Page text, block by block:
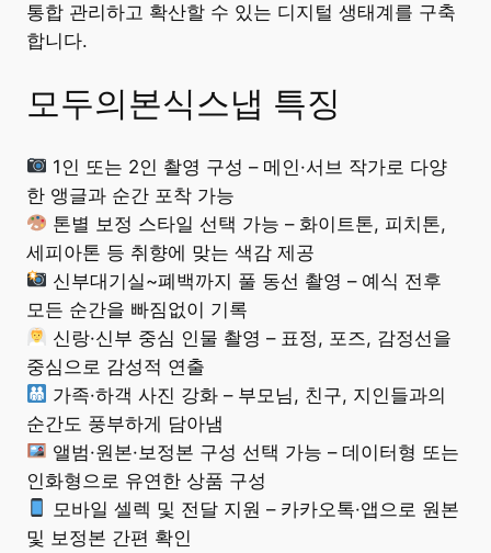
통합 관리하고 확산할 수 있는 디지털 생태계를 구축
합니다.
모두의본식스냅 특징
1인 또는 2인 촬영 구성 – 메인·서브 작가로 다양
한 앵글과 순간 포착 가능
톤별 보정 스타일 선택 가능 – 화이트톤, 피치톤,
세피아톤 등 취향에 맞는 색감 제공
신부대기실~폐백까지 풀 동선 촬영 – 예식 전후
모든 순간을 빠짐없이 기록
신랑·신부 중심 인물 촬영 – 표정, 포즈, 감정선을
중심으로 감성적 연출
가족·하객 사진 강화 – 부모님, 친구, 지인들과의
순간도 풍부하게 담아냄
앨범·원본·보정본 구성 선택 가능 – 데이터형 또는
인화형으로 유연한 상품 구성
모바일 셀렉 및 전달 지원 – 카카오톡·앱으로 원본
및 보정본 간편 확인